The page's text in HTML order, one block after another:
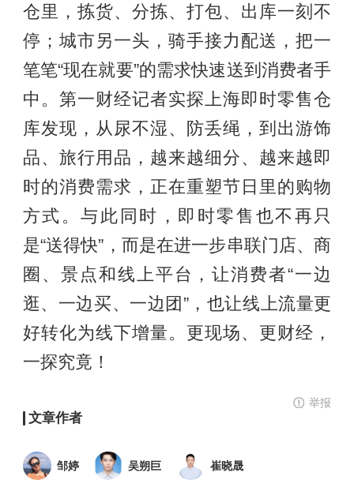
仓里，拣货、分拣、打包、出库一刻不
停；城市另一头，骑手接力配送，把一
笔笔“现在就要”的需求快速送到消费者手
中。第一财经记者实探上海即时零售仓
库发现，从尿不湿、防丢绳，到出游饰
品、旅行用品，越来越细分、越来越即
时的消费需求，正在重塑节日里的购物
方式。与此同时，即时零售也不再只
是“送得快”，而是在进一步串联门店、商
圈、景点和线上平台，让消费者“一边
逛、一边买、一边团”，也让线上流量更
好转化为线下增量。更现场、更财经，
一探究竟！
举报
文章作者
邹婷 吴朔巨 崔晓晟